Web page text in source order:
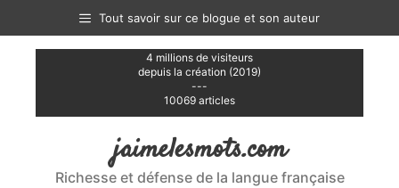
contenu
Tout savoir sur ce blogue et son auteur
4 millions de visiteurs
depuis la création (2019)
---
10069 articles
jaimelesmots.com
Richesse et défense de la langue française